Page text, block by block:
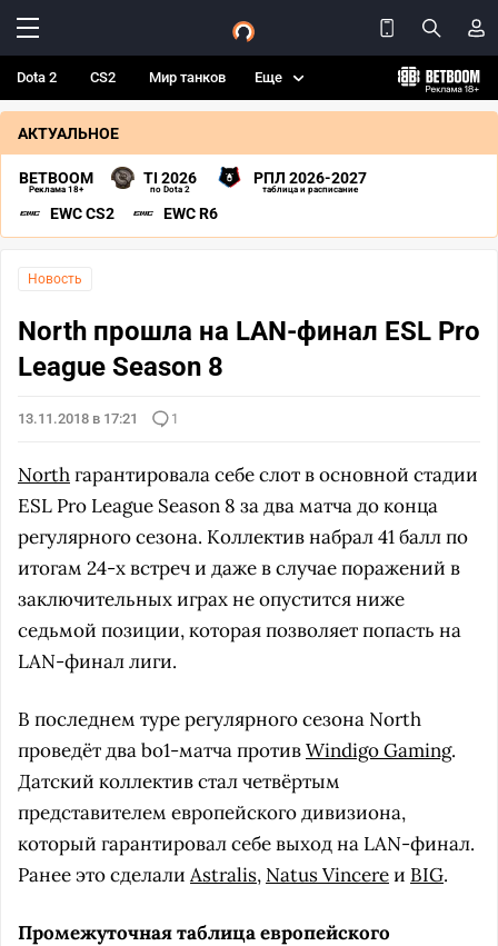
Dota 2 CS2 Мир танков Еще
АКТУАЛЬНОЕ
BETBOOM
Реклама 18+
TI 2026
по Dota 2
РПЛ 2026-2027
таблица и расписание
EWC CS2 EWC R6
Новость
North прошла на LAN-финал ESL Pro
League Season 8
13.11.2018 в 17:21 1
Northгарантировала себе слот в основной стадии
ESL Pro League Season 8 за два матча до конца
регулярного сезона. Коллектив набрал 41 балл по
итогам 24-х встреч и даже в случае поражений в
заключительных играх не опустится ниже
седьмой позиции, которая позволяет попасть на
LAN-финал лиги.
В последнем туре регулярного сезона North
проведёт два bo1-матча противWindigo Gaming.
Датский коллектив стал четвёртым
представителем европейского дивизиона,
который гарантировал себе выход на LAN-финал.
Ранее это сделали Astralis, Natus Vincereи BIG.
Промежуточная таблица европейского